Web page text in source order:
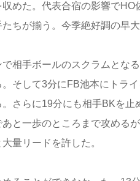
めた。代表合宿の影響で
ちが揃う。今季絶好調の早
相手ボールのスクラムとな
そして3分にFB池本にトラ
さらに19分にも相手BKを
と一歩のところまで攻める
量リードを許した。